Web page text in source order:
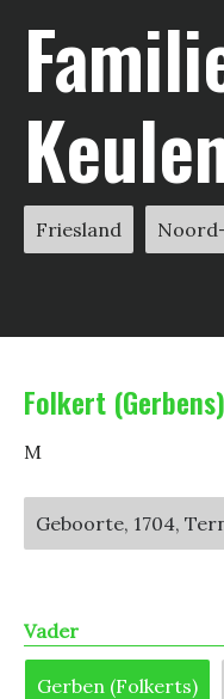
Friesland
Folkert (Gerbens)
M
Geboorte, 1704,
Vader
Gerben (Folkerts)